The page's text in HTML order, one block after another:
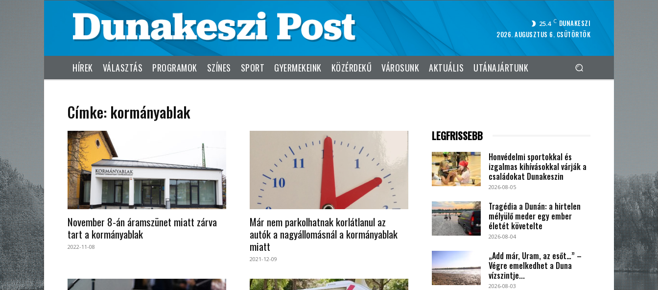
25.4 C DUNAKESZI
2026. AUGUSZTUS 6. CSÜTÖRTÖK
HÍREK VÁLASZTÁS PROGRAMOK SZÍNES SPORT GYERMEKEINK KÖZÉRDEKŰ VÁROSUNK AKTUÁLIS UTÁNAJÁRTUNK
Címke: kormányablak
November 8-án áramszünet miatt zárva
tart a kormányablak
2022-11-08
Már nem parkolhatnak korlátlanul az
autók a nagyállomásnál a kormányablak
miatt
2021-12-09
LEGFRISSEBB
Honvédelmi sportokkal és
izgalmas kihívásokkal várják a
családokat Dunakeszin
2026-08-05
Tragédia a Dunán: a hirtelen
mélyülő meder egy ember
életét követelte
2026-08-04
„Add már, Uram, az esőt…” –
Végre emelkedhet a Duna
vízszintje...
2026-08-03